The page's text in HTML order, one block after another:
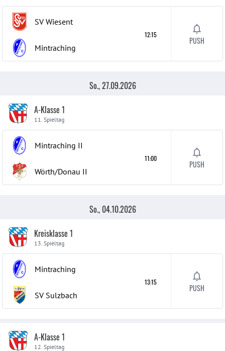
SV Wiesent
Mintraching
12:15
PUSH
So., 27.09.2026
A-Klasse 1
11. Spieltag
Mintraching II
Wörth/Donau II
11:00
PUSH
So., 04.10.2026
Kreisklasse 1
13. Spieltag
Mintraching
SV Sulzbach
13:15
PUSH
A-Klasse 1
12. Spieltag